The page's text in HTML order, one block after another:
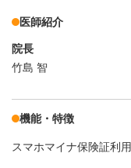
医師紹介
院長
竹島 智
機能・特徴
スマホマイナ保険証利用